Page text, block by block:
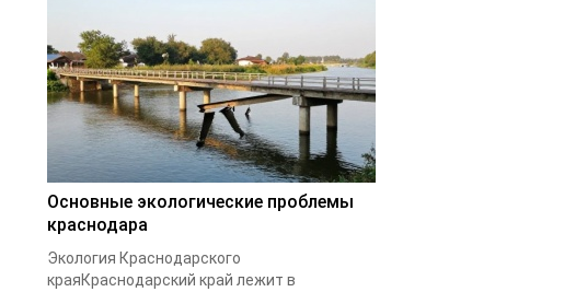
Основные экологические проблемы
краснодара
Экология Краснодарского
краяКраснодарский край лежит в